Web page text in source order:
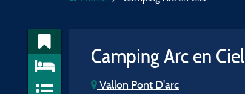
Camping Arc en Ciel
Vallon Pont D'arc